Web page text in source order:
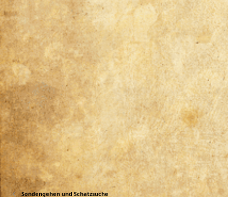
Sondengehen und Schatzsuche